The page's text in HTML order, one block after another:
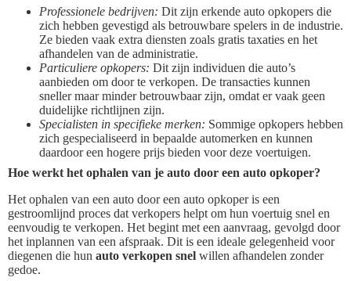
Professionele bedrijven: Dit zijn erkende auto opkopers die
zich hebben gevestigd als betrouwbare spelers in de industrie.
Ze bieden vaak extra diensten zoals gratis taxaties en het
afhandelen van de administratie.
Particuliere opkopers: Dit zijn individuen die auto’s
aanbieden om door te verkopen. De transacties kunnen
sneller maar minder betrouwbaar zijn, omdat er vaak geen
duidelijke richtlijnen zijn.
Specialisten in specifieke merken: Sommige opkopers hebben
zich gespecialiseerd in bepaalde automerken en kunnen
daardoor een hogere prijs bieden voor deze voertuigen.
Hoe werkt het ophalen van je auto door een auto opkoper?
Het ophalen van een auto door een auto opkoper is een
gestroomlijnd proces dat verkopers helpt om hun voertuig snel en
eenvoudig te verkopen. Het begint met een aanvraag, gevolgd door
het inplannen van een afspraak. Dit is een ideale gelegenheid voor
diegenen die hun auto verkopen snel willen afhandelen zonder
gedoe.